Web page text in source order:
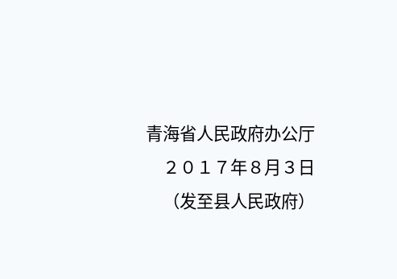
青海省人民政府办公厅
２０１７年８月３日
（发至县人民政府）